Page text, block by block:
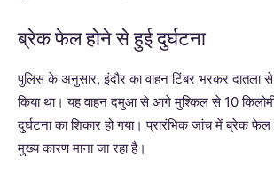
ब्रेक फेल होने से हुई दुर्घटना
पुलिस के अनुसार, इंदौर का वाहन टिंबर भरकर दातला
किया था। यह वाहन दमुआ से आगे मुश्किल से 10
दुर्घटना का शिकार हो गया। प्रारंभिक जांच में ब्रेक फेल
मुख्य कारण माना जा रहा है।